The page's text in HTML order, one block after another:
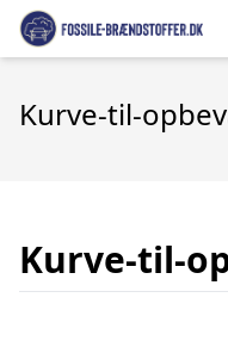
Kurve-til-
Kurve-til-